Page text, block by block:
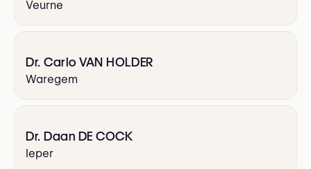
Veurne
Dr. Carlo VAN HOLDER
Waregem
Dr. Daan DE COCK
Ieper